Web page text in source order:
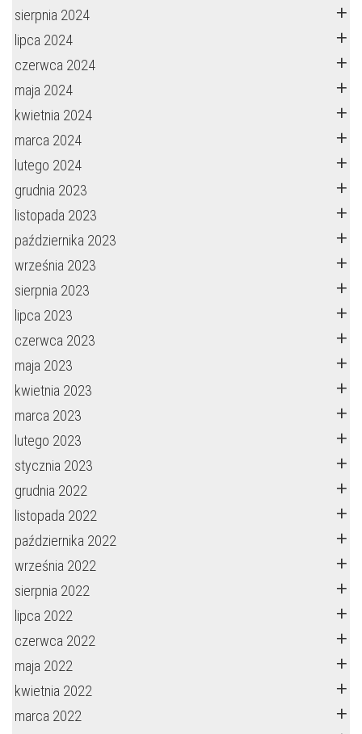
sierpnia 2024
lipca 2024
czerwca 2024
maja 2024
kwietnia 2024
marca 2024
lutego 2024
grudnia 2023
listopada 2023
października 2023
września 2023
sierpnia 2023
lipca 2023
czerwca 2023
maja 2023
kwietnia 2023
marca 2023
lutego 2023
stycznia 2023
grudnia 2022
listopada 2022
października 2022
września 2022
sierpnia 2022
lipca 2022
czerwca 2022
maja 2022
kwietnia 2022
marca 2022